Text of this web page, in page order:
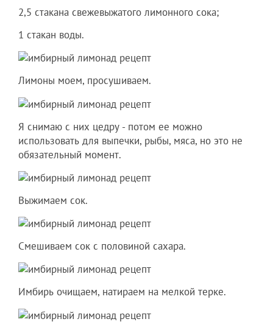
2,5 стакана свежевыжатого лимонного сока;
1 стакан воды.
Лимоны моем, просушиваем.
Я снимаю с них цедру - потом ее можно
использовать для выпечки, рыбы, мяса, но это не
обязательный момент.
Выжимаем сок.
Смешиваем сок с половиной сахара.
Имбирь очищаем, натираем на мелкой терке.